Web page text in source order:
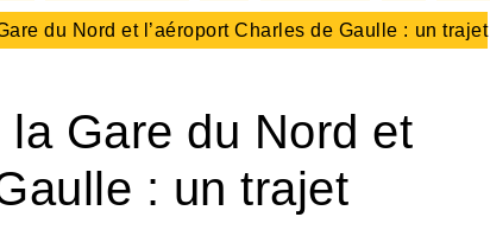
du Nord et l’aéroport Charles de Gaulle : un trajet
Gare du Nord et
: un trajet